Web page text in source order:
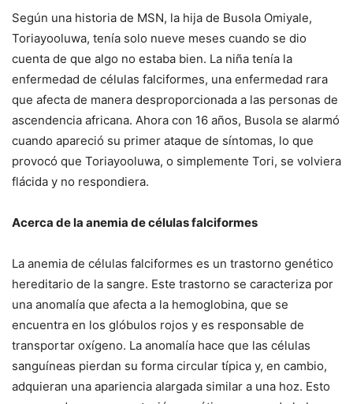
Según una historia de MSN, la hija de Busola Omiyale,
Toriayooluwa, tenía solo nueve meses cuando se dio
cuenta de que algo no estaba bien. La niña tenía la
enfermedad de células falciformes, una enfermedad rara
que afecta de manera desproporcionada a las personas de
ascendencia africana. Ahora con 16 años, Busola se alarmó
cuando apareció su primer ataque de síntomas, lo que
provocó que Toriayooluwa, o simplemente Tori, se volviera
flácida y no respondiera.
Acerca de la anemia de células falciformes
La anemia de células falciformes es un trastorno genético
hereditario de la sangre. Este trastorno se caracteriza por
una anomalía que afecta a la hemoglobina, que se
encuentra en los glóbulos rojos y es responsable de
transportar oxígeno. La anomalía hace que las células
sanguíneas pierdan su forma circular típica y, en cambio,
adquieran una apariencia alargada similar a una hoz. Esto